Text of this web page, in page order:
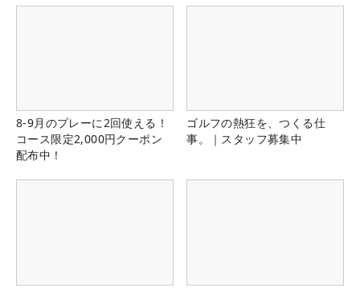
8-9月のプレーに2回使える！
コース限定2,000円クーポン
配布中！
ゴルフの熱狂を、つくる仕
事。｜スタッフ募集中